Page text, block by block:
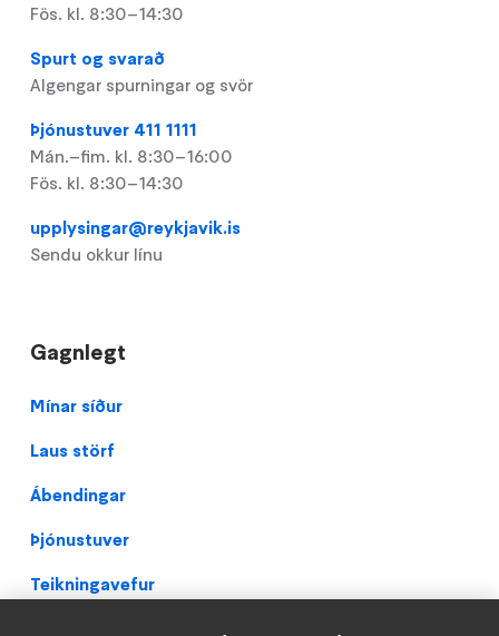
Fös. kl. 8:30–14:30
Spurt og svarað
Algengar spurningar og svör
Þjónustuver 411 1111
Mán.–fim. kl. 8:30–16:00
Fös. kl. 8:30–14:30
upplysingar@reykjavik.is
Sendu okkur línu
Gagnlegt
Footer
Mínar síður
Laus störf
Ábendingar
Þjónustuver
Teikningavefur